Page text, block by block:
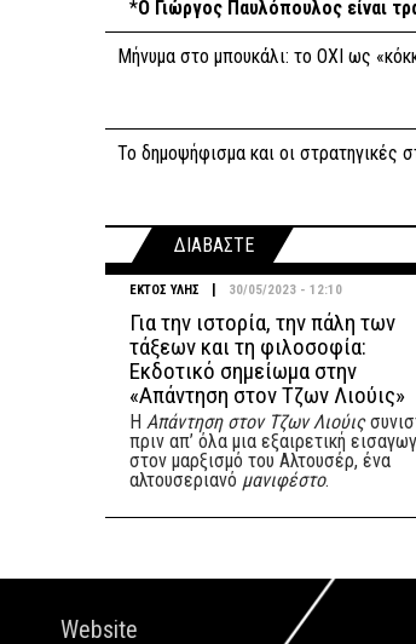
*Ο Γιώργος Παυλόπουλος είναι
Μήνυμα στο μπουκάλι: το ΟΧΙ ως
Το δημοψήφισμα και οι στρατηγικές
ΔΙΑΒΑΣΤΕ
ΕΚΤΟΣ ΥΛΗΣ 30/05/2023 - 12:10
Για την ιστορία, την πάλη των
τάξεων και τη φιλοσοφία:
Εκδοτικό σημείωμα στην
«Απάντηση στον Τζων Λιούις»
Η Απάντηση στον Τζων Λιούις
πριν απ’ όλα μια εξαιρετική
στον μαρξισμό του Αλτουσέρ, ένα
αλτουσεριανό μανιφέστο.
Website